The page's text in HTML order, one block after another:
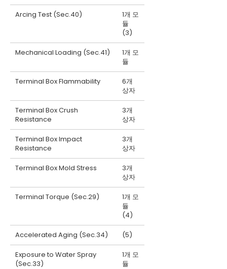
Arcing Test (Sec.40)
1개 모
듈
(3)
Mechanical Loading (Sec.41)
1개 모
듈
Terminal Box Flammability
6개
상자
Terminal Box Crush
Resistance
3개
상자
Terminal Box Impact
Resistance
3개
상자
Terminal Box Mold Stress
3개
상자
Terminal Torque (Sec.29)
1개 모
듈
(4)
Accelerated Aging (Sec.34) (5)
Exposure to Water Spray
(Sec.33)
1개 모
듈